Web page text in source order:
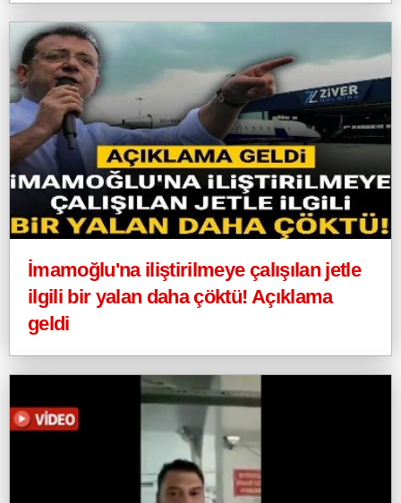
İmamoğlu'na iliştirilmeye çalışılan jetle
ilgili bir yalan daha çöktü! Açıklama
geldi